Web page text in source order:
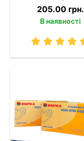
205.00 грн.
В наявності